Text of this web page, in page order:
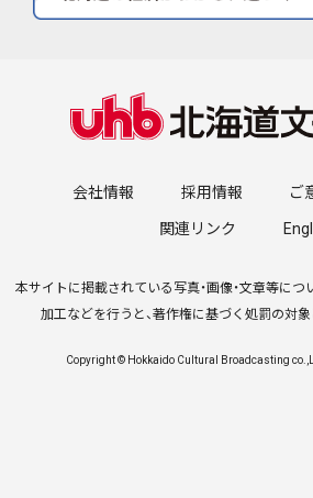
会社情報 採用情報 ご
関連リンク
本サイトに掲載されている写真・画像・文章等につい
加工などを行うと、著作権に基づく処罰の対
Copyright © Hokkaido Cultural Broadcasting